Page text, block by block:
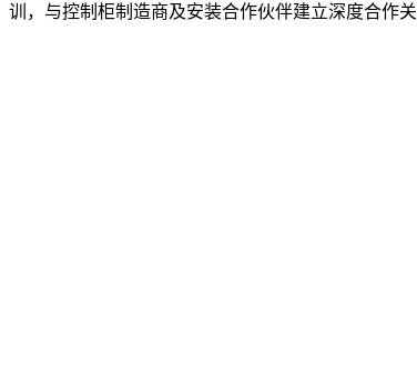
训，与控制柜制造商及安装合作伙伴建立深度合作关